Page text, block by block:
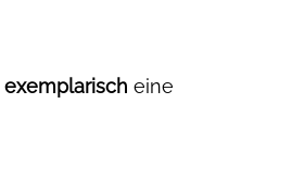
exemplarisch eine